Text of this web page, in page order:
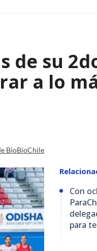
de su
a lo
BioBioChile
Con
para